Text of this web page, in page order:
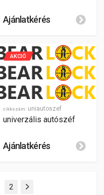
Ajánlatkérés
cikkszám: uniautoszef
AKCIÓ
univerzális autószéf
Ajánlatkérés
2